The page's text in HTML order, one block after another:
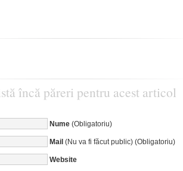
încă păreri pentru acest articol
Nume(Obligatoriu)
Mail(Nu va fi făcut public) (Obligatoriu)
Website